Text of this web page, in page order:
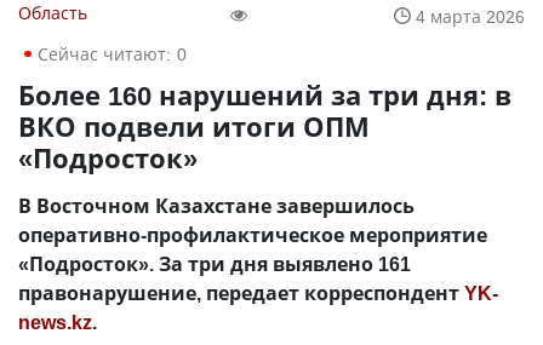
Область
4 марта 2026
Сейчас читают: 0
Более 160 нарушений за три дня: в
ВКО подвели итоги ОПМ
«Подросток»
В Восточном Казахстане завершилось
оперативно-профилактическое мероприятие
«Подросток». За три дня выявлено 161
правонарушение, передает корреспондентYK-
news.kz.